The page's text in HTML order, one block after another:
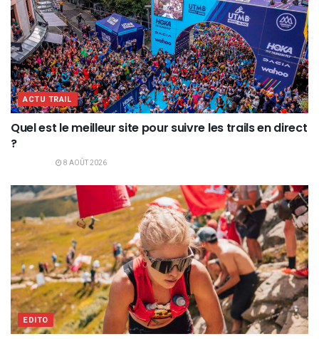
ACTU TRAIL
Quel est le meilleur site pour suivre les trails en direct
?
8 AOÛT 2026
EDITO